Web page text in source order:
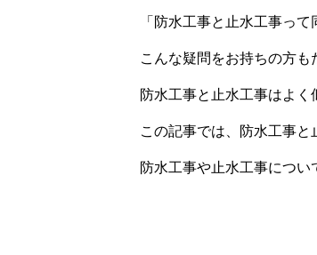
「防水工事と止水工事っ
こんな疑問をお持ちの方も
防水工事と止水工事はよく
この記事では、防水工事と
防水工事や止水工事につい